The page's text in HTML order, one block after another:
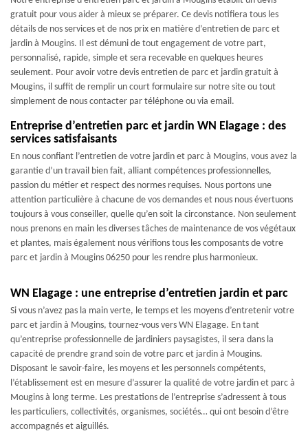
gratuit pour vous aider à mieux se préparer. Ce devis notifiera tous les
détails de nos services et de nos prix en matière d’entretien de parc et
jardin à Mougins. Il est démuni de tout engagement de votre part,
personnalisé, rapide, simple et sera recevable en quelques heures
seulement. Pour avoir votre devis entretien de parc et jardin gratuit à
Mougins, il suffit de remplir un court formulaire sur notre site ou tout
simplement de nous contacter par téléphone ou via email.
Entreprise d’entretien parc et jardin WN Elagage : des
services satisfaisants
En nous confiant l’entretien de votre jardin et parc à Mougins, vous avez la
garantie d’un travail bien fait, alliant compétences professionnelles,
passion du métier et respect des normes requises. Nous portons une
attention particulière à chacune de vos demandes et nous nous évertuons
toujours à vous conseiller, quelle qu’en soit la circonstance. Non seulement
nous prenons en main les diverses tâches de maintenance de vos végétaux
et plantes, mais également nous vérifions tous les composants de votre
parc et jardin à Mougins 06250 pour les rendre plus harmonieux.
WN Elagage : une entreprise d’entretien jardin et parc
Si vous n’avez pas la main verte, le temps et les moyens d’entretenir votre
parc et jardin à Mougins, tournez-vous vers WN Elagage. En tant
qu’entreprise professionnelle de jardiniers paysagistes, il sera dans la
capacité de prendre grand soin de votre parc et jardin à Mougins.
Disposant le savoir-faire, les moyens et les personnels compétents,
l’établissement est en mesure d’assurer la qualité de votre jardin et parc à
Mougins à long terme. Les prestations de l’entreprise s’adressent à tous
les particuliers, collectivités, organismes, sociétés… qui ont besoin d’être
accompagnés et aiguillés.